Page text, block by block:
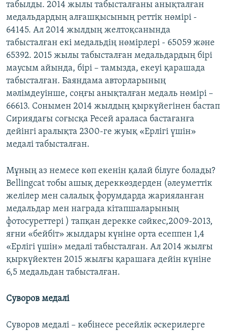
табылды. 2014 жылы табысталғаны анықталған
медальдардың алғашқысының реттік нөмірі -
64145. Ал 2014 жылдың желтоқсанында
табысталған екі медальдің нөмірлері - 65059 және
65392. 2015 жылы табысталған медальдардың бірі
маусым айында, бірі – тамызда, екеуі қарашада
табысталған. Баяндама авторларының
мәлімдеуінше, соңғы анықталған медаль нөмірі –
66613. Сонымен 2014 жылдың қыркүйегінен бастап
Сириядағы соғысқа Ресей араласа бастағанға
дейінгі аралықта 2300-ге жуық «Ерлігі үшін»
медалі табысталған.
Мұның аз немесе көп екенін қалай білуге болады?
Bellingcat тобы ашық дереккөздерден (әлеуметтік
желілер мен салалық форумдарда жарияланған
медальдар мен награда кітапшаларының
фотосуреттері ) тапқан дерекке сәйкес,2009-2013,
яғни «бейбіт» жылдары күніне орта есеппен 1,4
«Ерлігі үшін» медалі табысталған. Ал 2014 жылғы
қыркүйектен 2015 жылғы қарашаға дейін күніне
6,5 медальдан табысталған.
Суворов медалі
Суворов медалі – көбінесе ресейлік әскерилерге